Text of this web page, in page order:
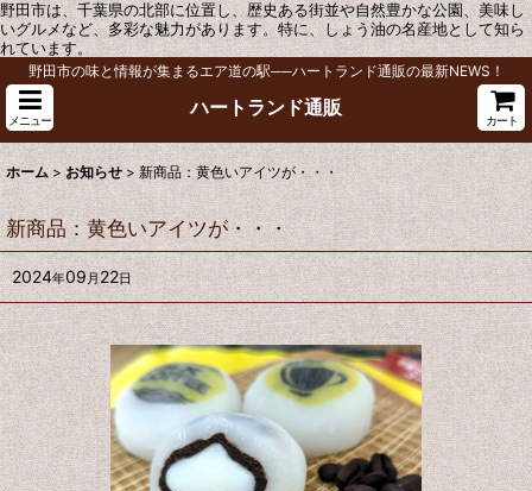
野田市は、千葉県の北部に位置し、歴史ある街並や自然豊かな公園、美味し
いグルメなど、多彩な魅力があります。特に、しょう油の名産地として知ら
れています。
野田市の味と情報が集まるエア道の駅──ハートランド通販の最新NEWS！
メニュー
ハートランド通販
カート
ホーム > お知らせ > 新商品：黄色いアイツが・・・
新商品：黄色いアイツが・・・
2024年09月 22日